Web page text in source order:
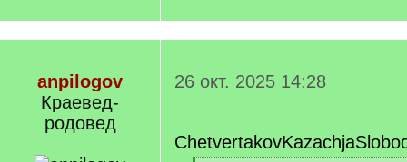
anpilogov
Краевед-
родовед
26 окт. 2025 14:28